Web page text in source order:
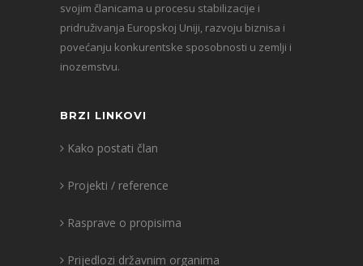
svojim članicama u procesu stabilizacije i
pridruživanja Europskoj Uniji, razvoju biznisa i
povećanju konkurentske sposobnosti u zemlji i
inozemstvu.
BRZI LINKOVI
Kako postati član
Projekti / reference
Rasprave o propisima
Prijedlozi državnim organima